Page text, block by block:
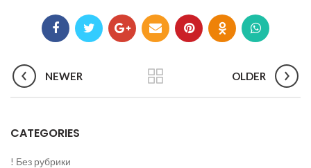
NEWER OLDER
CATEGORIES
! Без рубрики